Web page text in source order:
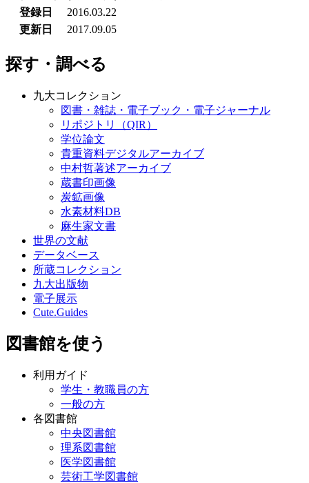
登録日
2016.03.22
更新日
2017.09.05
探す・調べる
九大コレクション
図書・雑誌・電子ブック・電子ジャーナル
リポジトリ（QIR）
学位論文
貴重資料デジタルアーカイブ
中村哲著述アーカイブ
蔵書印画像
炭鉱画像
水素材料DB
麻生家文書
世界の文献
データベース
所蔵コレクション
九大出版物
電子展示
Cute.Guides
図書館を使う
利用ガイド
学生・教職員の方
一般の方
各図書館
中央図書館
理系図書館
医学図書館
芸術工学図書館